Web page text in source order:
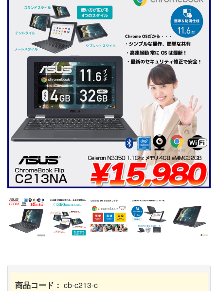
商品コード： cb-c213-c